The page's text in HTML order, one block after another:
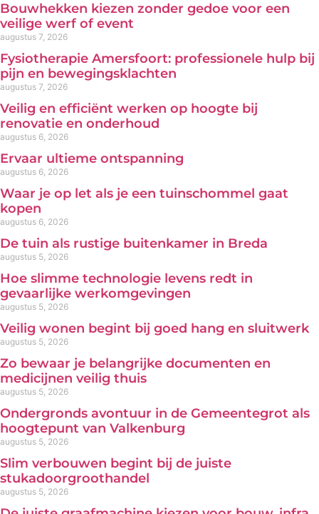
Bouwhekken kiezen zonder gedoe voor een
veilige werf of event
augustus 7, 2026
Fysiotherapie Amersfoort: professionele hulp bij
pijn en bewegingsklachten
augustus 7, 2026
Veilig en efficiënt werken op hoogte bij
renovatie en onderhoud
augustus 6, 2026
Ervaar ultieme ontspanning
augustus 6, 2026
Waar je op let als je een tuinschommel gaat
kopen
augustus 6, 2026
De tuin als rustige buitenkamer in Breda
augustus 5, 2026
Hoe slimme technologie levens redt in
gevaarlijke werkomgevingen
augustus 5, 2026
Veilig wonen begint bij goed hang en sluitwerk
augustus 5, 2026
Zo bewaar je belangrijke documenten en
medicijnen veilig thuis
augustus 5, 2026
Ondergronds avontuur in de Gemeentegrot als
hoogtepunt van Valkenburg
augustus 5, 2026
Slim verbouwen begint bij de juiste
stukadoorgroothandel
augustus 5, 2026